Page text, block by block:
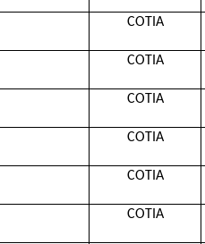
COTIA
COTIA
COTIA
COTIA
COTIA
COTIA